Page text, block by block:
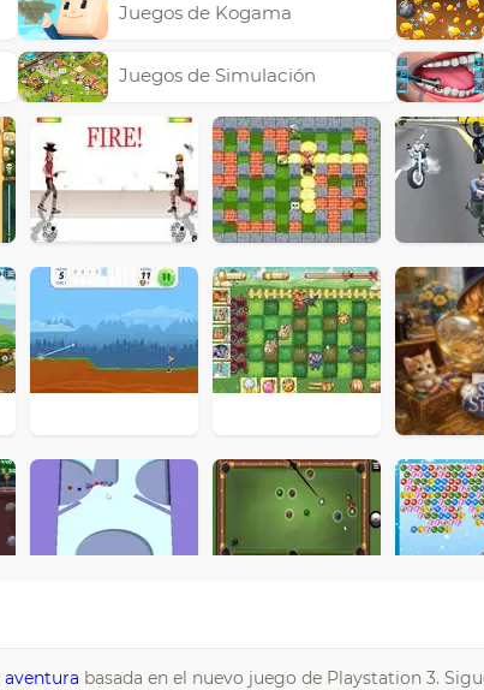
Juegos de Kogama
Juegos de Simulación
aventura basada en el nuevo juego de Playstation 3.